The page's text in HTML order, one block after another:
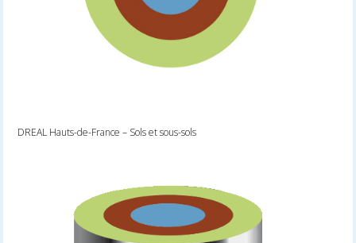
DREAL Hauts-de-France – Sols et sous-sols